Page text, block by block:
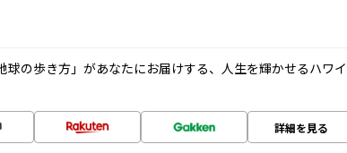
球の歩き方」があなたにお届けする、人生を輝かせるハワイ
詳細を見る